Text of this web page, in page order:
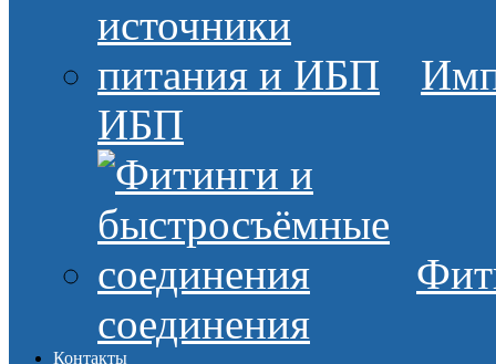
ИБП
соединения
Контакты